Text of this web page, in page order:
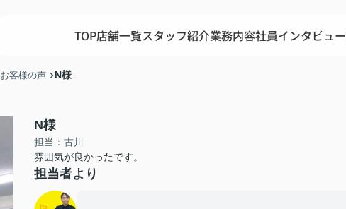
TOP店舗一覧スタッフ紹介業務内容社員インタビュー
お客様の声 N様
N様
担当：古川
雰囲気が良かったです。
担当者より